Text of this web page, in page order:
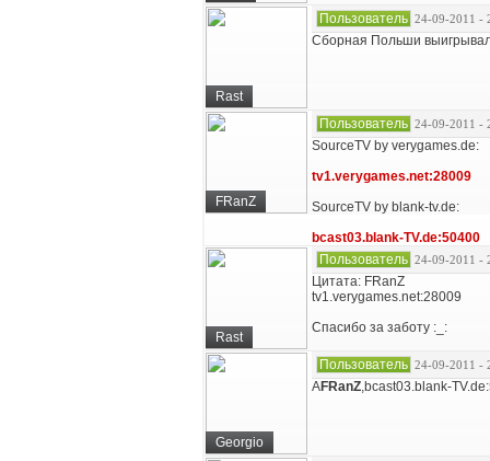
Rast
Пользователь 24-09-2011 -
Cборная Польши
FRanZ
Пользователь 24-09-2011 -
SourceTV by verygames.de:
tv1.verygames.net:28009
SourceTV by blank-tv.de:
bcast03.blank-TV.de:50400
Rast
Пользователь 24-09-2011 -
Цитата: FRanZ
tv1.verygames.net:28009
Cпасибо за заботу :_:
Georgio
Пользователь 24-09-2011 -
АFRanZ,bcast03.blank-